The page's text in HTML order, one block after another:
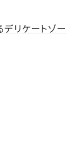
リケートゾー